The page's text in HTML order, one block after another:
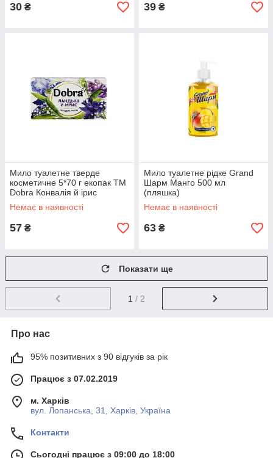
30 ₴ 39 ₴
Мило туалетне тверде
косметичне 5*70 г екопак ТМ
Dobra Конвалія й ірис
Немає в наявності
57 ₴
Мило туалетне рідке Grand
Шарм Манго 500 мл
(пляшка)
Немає в наявності
63 ₴
Показати ще
1 / 2
Про нас
95% позитивних з 90 відгуків за рік
Працює з 07.02.2019
м. Харків
вул. Лопанська, 31, Харків, Україна
Контакти
Сьогодні працює з 09:00 до 18:00